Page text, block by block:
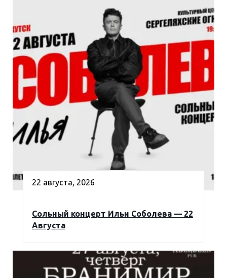
22 августа, 2026
Сольный концерт Ильи Соболева — 22
Августа